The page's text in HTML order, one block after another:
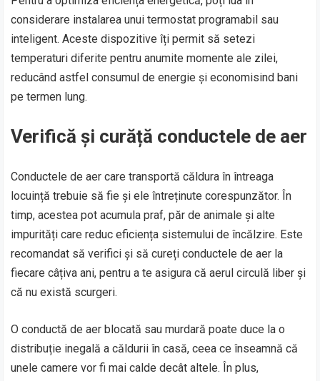
considerare instalarea unui termostat programabil sau
inteligent. Aceste dispozitive îți permit să setezi
temperaturi diferite pentru anumite momente ale zilei,
reducând astfel consumul de energie și economisind bani
pe termen lung.
Verifică și curăță conductele de aer
Conductele de aer care transportă căldura în întreaga
locuință trebuie să fie și ele întreținute corespunzător. În
timp, acestea pot acumula praf, păr de animale și alte
impurități care reduc eficiența sistemului de încălzire. Este
recomandat să verifici și să cureți conductele de aer la
fiecare câțiva ani, pentru a te asigura că aerul circulă liber și
că nu există scurgeri.
O conductă de aer blocată sau murdară poate duce la o
distribuție inegală a căldurii în casă, ceea ce înseamnă că
unele camere vor fi mai calde decât altele. În plus,